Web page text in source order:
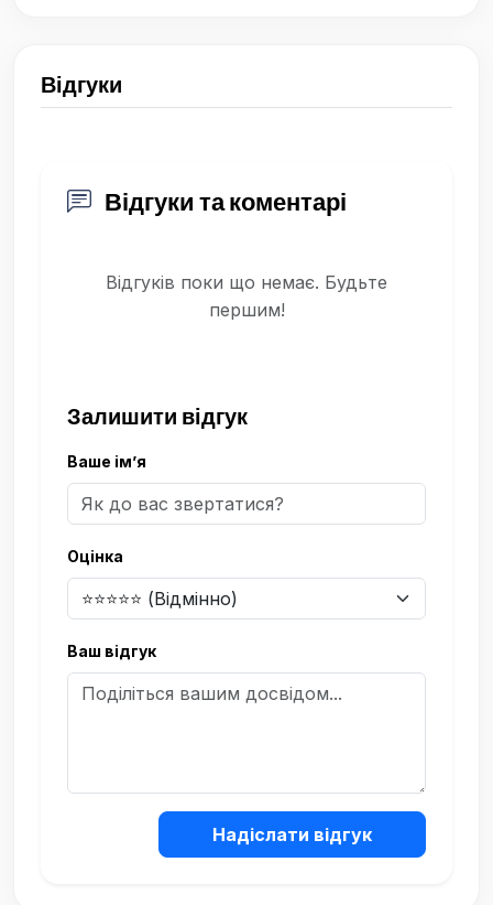
Відгуки
Відгуки та коментарі
Відгуків поки що немає. Будьте
першим!
Залишити відгук
Ваше ім’я
Оцінка
Ваш відгук
Надіслати відгук